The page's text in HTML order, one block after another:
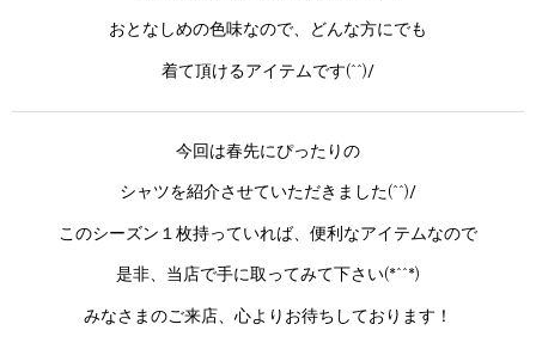
おとなしめの色味なので、どんな方にでも
着て頂けるアイテムです(^^)/
今回は春先にぴったりの
シャツを紹介させていただきました(^^)/
このシーズン１枚持っていれば、便利なアイテムなので
是非、当店で手に取ってみて下さい(*^^*)
みなさまのご来店、心よりお待ちしております！